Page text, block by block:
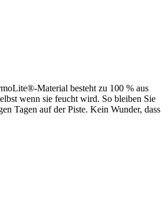
Material besteht zu 100 % aus
wenn sie feucht wird. So bleiben Sie
Tagen auf der Piste. Kein Wunder, dass